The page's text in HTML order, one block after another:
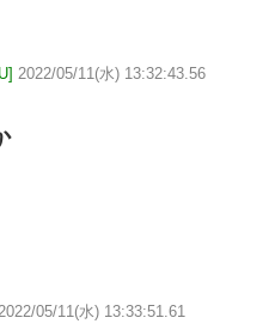
2022/05/11(水) 13:32:43.56
2022/05/11(水) 13:33:51.61